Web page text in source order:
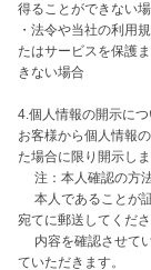
得ることができない
・法令や当社の利用
たはサービスを保護
きない場合
4.個人情報の開示につ
お客様から個人情報
た場合に限り開示しま
注：本人確認の方
本人であることが
宛てに郵送してくださ
内容を確認させて